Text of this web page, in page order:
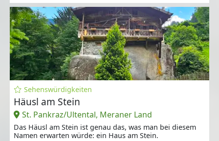
Sehenswürdigkeiten
Häusl am Stein
St. Pankraz/Ultental, Meraner Land
Das Häusl am Stein ist genau das, was man bei diesem
Namen erwarten würde: ein Haus am Stein.